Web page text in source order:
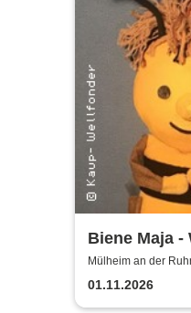
Biene Maja
Mülheim an der
Ringlokschuppen
01.11.2026